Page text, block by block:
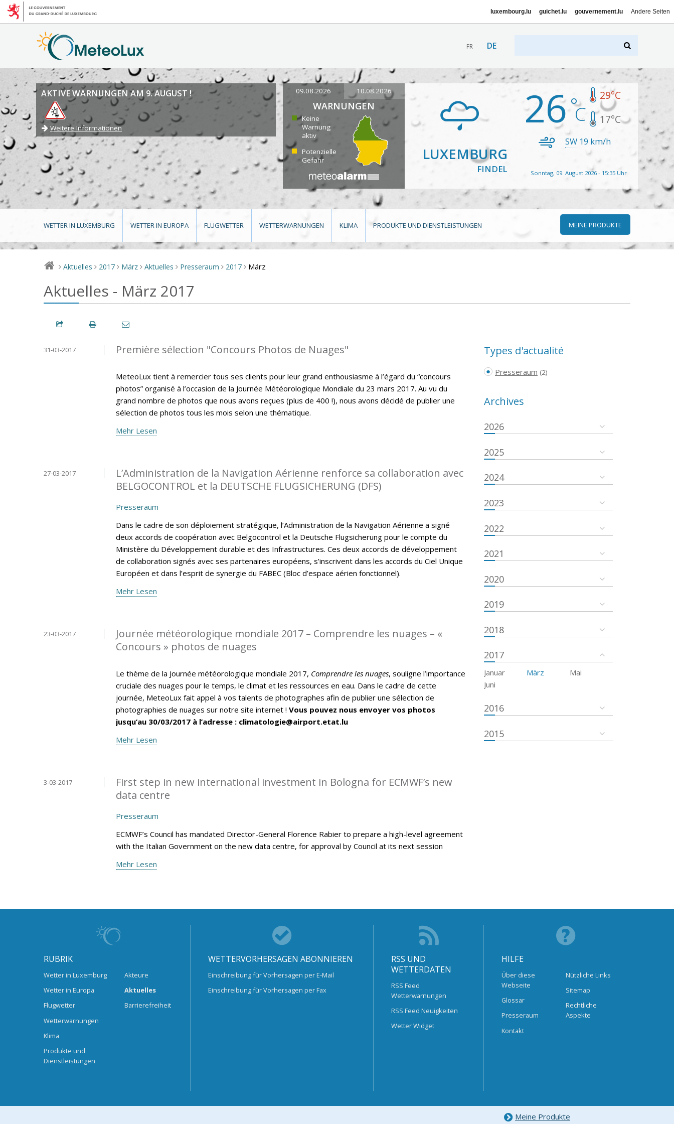
luxembourg.lu guichet.lu gouvernement.lu Andere Seiten
FR DE
AKTIVE WARNUNGEN AM 9. AUGUST !
Weitere Informationen
09.08.2026 10.08.2026
WARNUNGEN
Keine
Warnung
aktiv
Potenzielle
Gefahr
LUXEMBURG
FINDEL
26 29°C
17°C
SW 19 km/h
Sonntag, 09. August 2026 - 15:35 Uhr
WETTER IN LUXEMBURG WETTER IN EUROPA FLUGWETTER WETTERWARNUNGEN KLIMA PRODUKTE UND DIENSTLEISTUNGEN MEINE PRODUKTE
> Aktuelles > 2017 > März > Aktuelles > Presseraum > 2017 > März
Aktuelles - März 2017
Première sélection "Concours Photos de Nuages"
31-03-2017
MeteoLux tient à remercier tous ses clients pour leur grand enthousiasme à l’égard du “concours
photos” organisé à l’occasion de la Journée Météorologique Mondiale du 23 mars 2017. Au vu du
grand nombre de photos que nous avons reçues (plus de 400 !), nous avons décidé de publier une
sélection de photos tous les mois selon une thématique.
Mehr Lesen
L’Administration de la Navigation Aérienne renforce sa collaboration avec
BELGOCONTROL et la DEUTSCHE FLUGSICHERUNG (DFS)
27-03-2017
Presseraum
Dans le cadre de son déploiement stratégique, l’Administration de la Navigation Aérienne a signé
deux accords de coopération avec Belgocontrol et la Deutsche Flugsicherung pour le compte du
Ministère du Développement durable et des Infrastructures. Ces deux accords de développement
de collaboration signés avec ses partenaires européens, s’inscrivent dans les accords du Ciel Unique
Européen et dans l’esprit de synergie du FABEC (Bloc d’espace aérien fonctionnel).
Mehr Lesen
Journée météorologique mondiale 2017 – Comprendre les nuages – «
Concours » photos de nuages
23-03-2017
Le thème de la Journée météorologique mondiale 2017, Comprendre les nuages, souligne l’importance
cruciale des nuages pour le temps, le climat et les ressources en eau. Dans le cadre de cette
journée, MeteoLux fait appel à vos talents de photographes afin de publier une sélection de
photographies de nuages sur notre site internet ! Vous pouvez nous envoyer vos photos
jusqu’au 30/03/2017 à l’adresse : climatologie@airport.etat.lu
Mehr Lesen
First step in new international investment in Bologna for ECMWF’s new
data centre
3-03-2017
Presseraum
ECMWF’s Council has mandated Director-General Florence Rabier to prepare a high-level agreement
with the Italian Government on the new data centre, for approval by Council at its next session
Mehr Lesen
Types d'actualité
Presseraum (2)
Archives
2026
2025
2024
2023
2022
2021
2020
2019
2018
2017
Januar März
Mai
Juni
2016
2015
RUBRIK
Wetter in Luxemburg
Wetter in Europa
Flugwetter
Wetterwarnungen
Klima
Produkte und
Dienstleistungen
Akteure
Aktuelles
Barrierefreiheit
WETTERVORHERSAGEN ABONNIEREN
Einschreibung für Vorhersagen per E-Mail
Einschreibung für Vorhersagen per Fax
RSS UND
WETTERDATEN
RSS Feed
Wetterwarnungen
RSS Feed Neuigkeiten
Wetter Widget
HILFE
Über diese
Webseite
Glossar
Presseraum
Kontakt
Nützliche Links
Sitemap
Rechtliche
Aspekte
Meine Produkte